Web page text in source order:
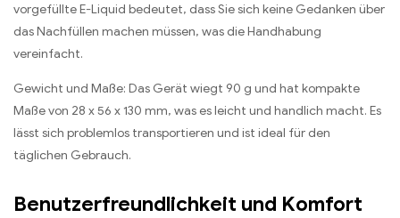
vorgefüllte E-Liquid bedeutet, dass Sie sich keine Gedanken über
das Nachfüllen machen müssen, was die Handhabung
vereinfacht.
Gewicht und Maße: Das Gerät wiegt 90 g und hat kompakte
Maße von 28 x 56 x 130 mm, was es leicht und handlich macht. Es
lässt sich problemlos transportieren und ist ideal für den
täglichen Gebrauch.
Benutzerfreundlichkeit und Komfort